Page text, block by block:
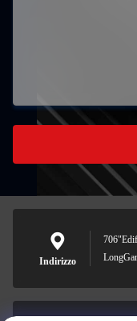
Indirizzo